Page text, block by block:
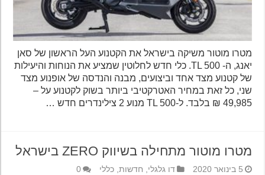
מטרו מוטור משיקה בישראל את הקטנוע העל הראשון של סאן
יאנג, ה- TL 500. כלי חדש לחלוטין שמציע את הנוחות והיעילות
של קטנוע מצד אחד וביצועים, מבנה והנדסה של אופנוע מצד
שני, כל זאת במחיר האטרקטיבי ביותר בשוק לקטנוע על –
49,985 ₪ בלבד. ל-TL 500 מנוע 2 צילינדרים חדש …
מטרו מוטור מתחילה בשיווק ZERO בישראל
5 בינואר 2020 דו גלגלי,חדשות,כללי 0